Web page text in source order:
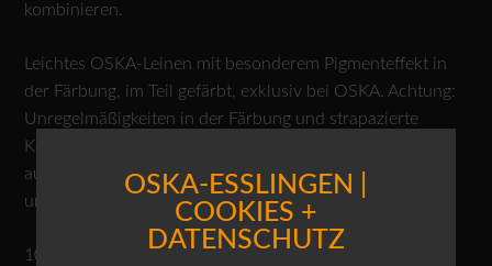
kombinieren.
Leichtes OSKA-Leinen mit besonderem Pigmenteffekt in
der Färbung, im Teil gefärbt, exklusiv bei OSKA. Achtung:
Unregelmäßigkeiten in der Färbung und strapazierte
Kanten gehören zum Charakter der Ware. Leinenfasern
aus europäischem Anbau, in Europa zu Garn gesponnen
und gewebt, in Irland veredelt.
100% Leinen
OSKA-ESSLINGEN |
COOKIES +
DATENSCHUTZ